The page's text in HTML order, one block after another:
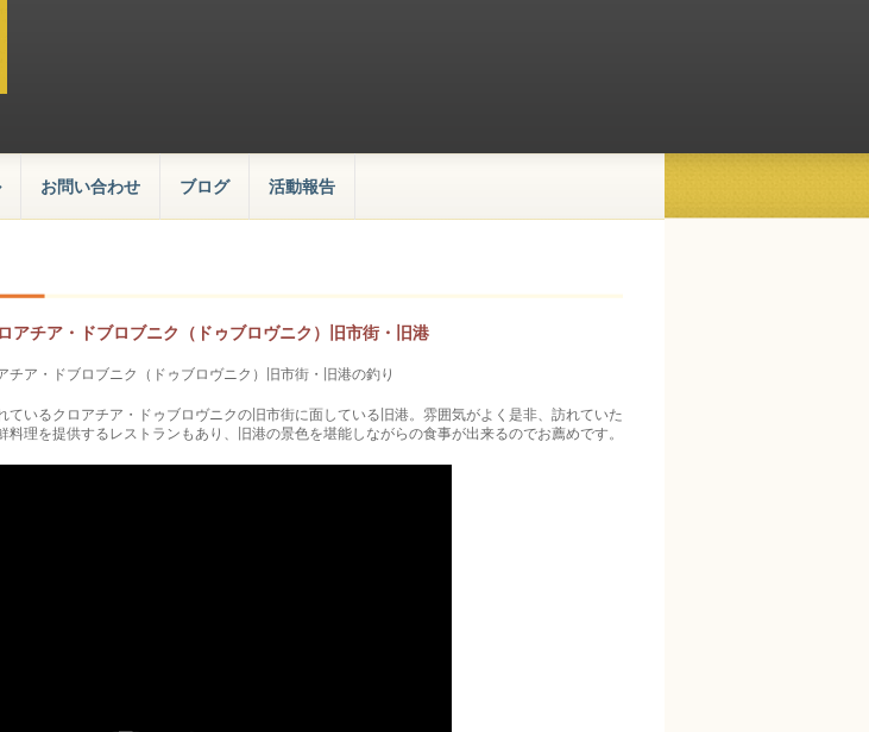
お問い合わせ ブログ 活動報告
アチア・ドブロブニク（ドゥブロヴニク）旧市街・旧港
チア・ドブロブニク（ドゥブロヴニク）旧市街・旧港の釣り
ているクロアチア・ドゥブロヴニクの旧市街に面している旧港。雰囲気がよく是非、訪れていた
料理を提供するレストランもあり、旧港の景色を堪能しながらの食事が出来るのでお薦めです。